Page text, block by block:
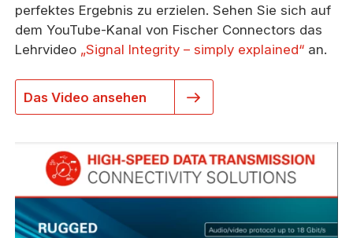
perfektes Ergebnis zu erzielen. Sehen Sie sich auf
dem YouTube-Kanal von Fischer Connectors das
Lehrvideo „Signal Integrity – simply explained“ an.
Das Video ansehen